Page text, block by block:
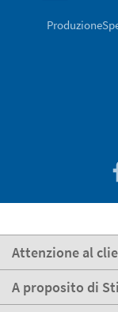
Produzione
Attenzione al
A proposito di